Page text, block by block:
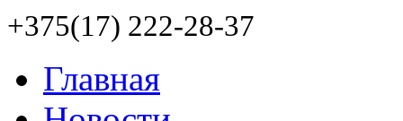
+375(17) 222-28-37
Главная